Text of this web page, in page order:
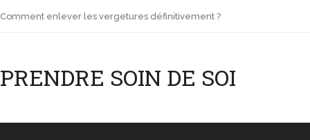
Comment enlever les vergetures définitivement ?
PRENDRE SOIN DE SOI